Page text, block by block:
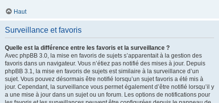
Haut
Surveillance et favoris
Quelle est la différence entre les favoris et la surveillance ?
Avec phpBB 3.0, la mise en favoris de sujets s’apparentait à la gestion des
favoris dans un navigateur. Vous n’étiez pas notifié des mises à jour. Depuis
phpBB 3.1, la mise en favoris de sujets est similaire à la surveillance d’un
sujet. Vous pouvez désormais être notifié lorsqu’un sujet favoris a été mis à
jour. Cependant, la surveillance vous permet également d’être notifié lorsqu’il y
a une mise à jour dans un sujet ou un forum. Les options de notifications pour